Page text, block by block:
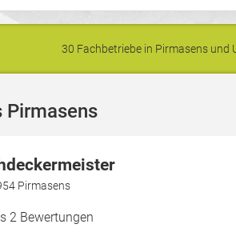
30 Fachbetriebe in Pirmasens und
Pirmasens
Pirmasens
2 Bewertungen